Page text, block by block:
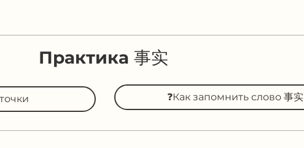
Практика 事实
❓Как запомнить слово 事实